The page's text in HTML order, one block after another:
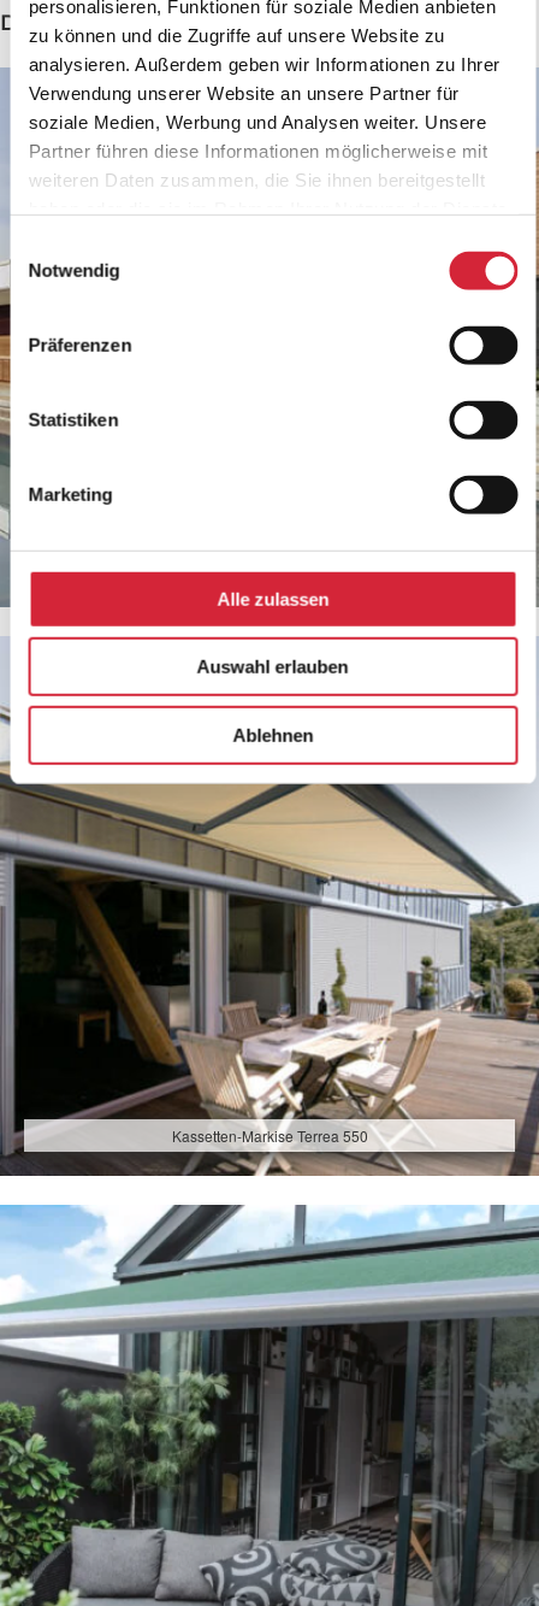
personalisieren, Funktionen für soziale Medien anbieten
zu können und die Zugriffe auf unsere Website zu
analysieren. Außerdem geben wir Informationen zu Ihrer
Verwendung unserer Website an unsere Partner für
soziale Medien, Werbung und Analysen weiter. Unsere
Partner führen diese Informationen möglicherweise mit
weiteren Daten zusammen, die Sie ihnen bereitgestellt
Notwendig
Präferenzen
Statistiken
Marketing
Alle zulassen
Auswahl erlauben
Ablehnen
Das könnte Sie auch interessieren
Halbgeschlossene Gelenkarm-Markise Terrea H60
Kassetten-Markise Terrea 550